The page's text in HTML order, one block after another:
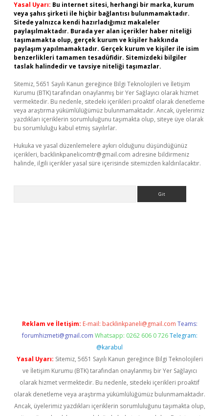
Yasal Uyarı: Bu internet sitesi, herhangi bir marka, kurum
veya şahıs şirketi ile hiçbir bağlantısı bulunmamaktadır.
Sitede yalnızca kendi hazırladığımız makaleler
paylaşılmaktadır. Burada yer alan içerikler haber niteliği
taşımamakta olup, gerçek kurum ve kişiler hakkında
paylaşım yapılmamaktadır. Gerçek kurum ve kişiler ile isim
benzerlikleri tamamen tesadüfidir. Sitemizdeki bilgiler
taslak halindedir ve tavsiye niteliği taşımazlar.
Sitemiz, 5651 Sayılı Kanun gereğince Bilgi Teknolojileri ve İletişim
Kurumu (BTK) tarafından onaylanmış bir Yer Sağlayıcı olarak hizmet
vermektedir. Bu nedenle, sitedeki içerikleri proaktif olarak denetleme
veya araştırma yükümlülüğümüz bulunmamaktadır. Ancak, üyelerimiz
yazdıkları içeriklerin sorumluluğunu taşımakta olup, siteye üye olarak
bu sorumluluğu kabul etmiş sayılırlar.
Hukuka ve yasal düzenlemelere aykırı olduğunu düşündüğünüz
içerikleri, backlinkpanelicomtr@gmail.com adresine bildirmeniz
halinde, ilgili içerikler yasal süre içerisinde sitemizden kaldırılacaktır.
Reklam ve İletişim: E-mail: backlinkpaneli@gmail.com Teams:
forumhizmeti@gmail.com Whatsapp: 0262 606 0 726 Telegram:
@karabul
Yasal Uyarı: Sitemiz, 5651 Sayılı Kanun gereğince Bilgi Teknolojileri
ve İletişim Kurumu (BTK) tarafından onaylanmış bir Yer Sağlayıcı
olarak hizmet vermektedir. Bu nedenle, sitedeki içerikleri proaktif
olarak denetleme veya araştırma yükümlülüğümüz bulunmamaktadır.
Ancak, üyelerimiz yazdıkları içeriklerin sorumluluğunu taşımakta olup,